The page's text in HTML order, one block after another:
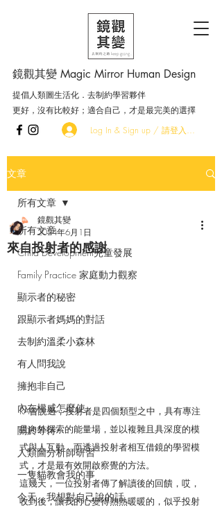
鏡觀其變 Magic Mirror Human Design
提倡人類圖生活化．去制約學習夥伴
更好，沒有比較好；適合自己，才是最完美的選擇
Log In & Sign up / 請登入．加入會員
文章
所有文章
Child Development兒童發展
Family Practice 家庭動力觀察
顯示者的秘密
跟顯示者媽媽的對話
去制約溫柔小森林
有人問我說
擁抱非自己
內在權威怎麼使
關於等待
人類圖分析師研習
一隻貓教會我的事
今天，我想對自己說的話
所有文章
來自投射者的感謝
鏡觀其變
2024年6月1日
RA曾說過，投射者是四個類型之中，具有專注
且向外探索的能量場，並以複雜且具深度的模
式與人互動，而透過投射者相互借鏡的學習模
式，才是最有效開啟察覺的方法。
這幾天，一位投射者傳了解讀後的回饋，哎，
收到後，讓我的心變得熱熱暖暖的，似乎投射